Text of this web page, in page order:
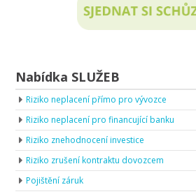
Nabídka SLUŽEB
Riziko neplacení přímo pro vývozce
Riziko neplacení pro financující banku
Riziko znehodnocení investice
Riziko zrušení kontraktu dovozcem
Pojištění záruk